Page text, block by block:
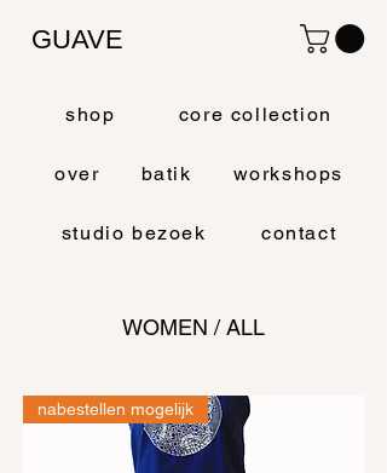
GUAVE
shop core collection
over batik workshops
studio bezoek contact
WOMEN / ALL
nabestellen mogelijk